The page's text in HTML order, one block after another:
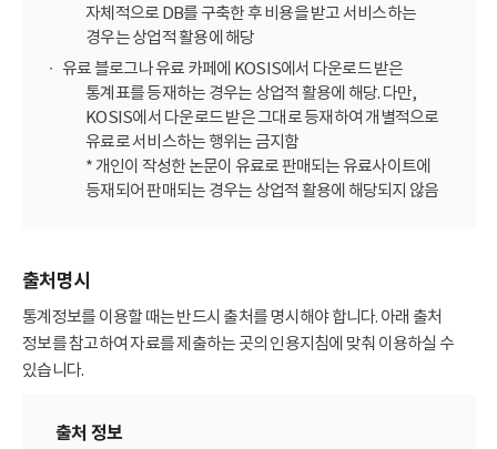
자체적으로 DB를 구축한 후 비용을 받고 서비스하는
경우는 상업적 활용에 해당
유료 블로그나 유료 카페에 KOSIS에서 다운로드 받은
통계표를 등재하는 경우는 상업적 활용에 해당. 다만,
KOSIS에서 다운로드 받은 그대로 등재하여 개별적으로
유료로 서비스하는 행위는 금지함
* 개인이 작성한 논문이 유료로 판매되는 유료사이트에
등재되어 판매되는 경우는 상업적 활용에 해당되지 않음
출처명시
통계정보를 이용할 때는 반드시 출처를 명시해야 합니다. 아래 출처
정보를 참고하여 자료를 제출하는 곳의 인용지침에 맞춰 이용하실 수
있습니다.
출처 정보